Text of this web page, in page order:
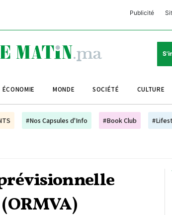
Publicité
Club
Le
Le
Le
ÉCONOMIE MONDE SOCIÉTÉ CULTURE
#Nos Capsules d'Info #Book Club